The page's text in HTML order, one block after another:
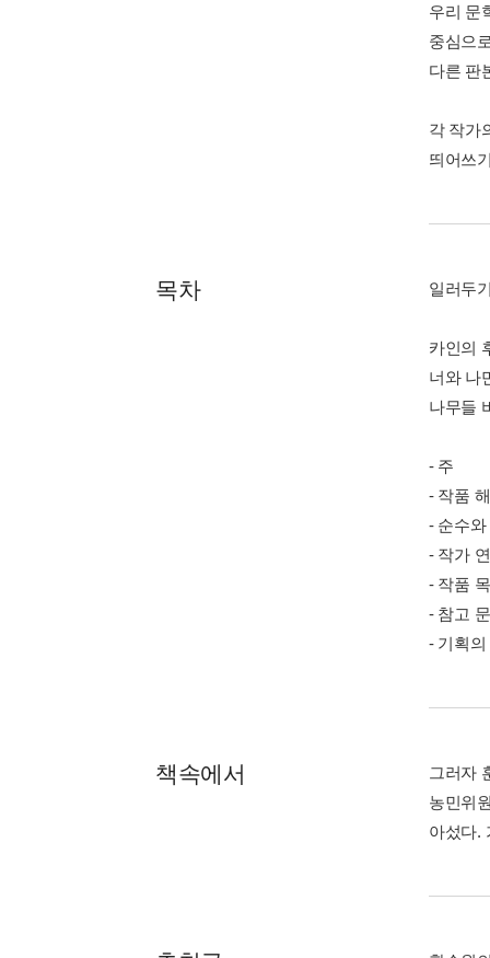
우리 문
중심으
다른 판
각 작가
띄어쓰
목차 일러두
카인의
너와 나
나무들
- 주
- 작품
- 순수
- 작가
- 작품
- 참고
- 기획의
책속에서
그러자
농민위
아섰다.